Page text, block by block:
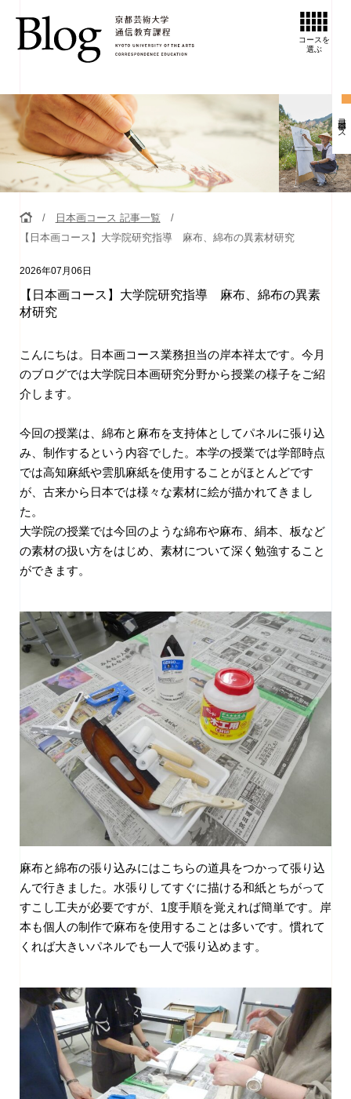
コースを
選ぶ
日本画コース
日本画コース 記事一覧
【日本画コース】大学院研究指導 麻布、綿布の異素材研究
2026年07月06日
【日本画コース】大学院研究指導 麻布、綿布の異素
材研究
こんにちは。日本画コース業務担当の岸本祥太です。今月
のブログでは大学院日本画研究分野から授業の様子をご紹
介します。
今回の授業は、綿布と麻布を支持体としてパネルに張り込
み、制作するという内容でした。本学の授業では学部時点
では高知麻紙や雲肌麻紙を使用することがほとんどです
が、古来から日本では様々な素材に絵が描かれてきまし
た。
大学院の授業では今回のような綿布や麻布、絹本、板など
の素材の扱い方をはじめ、素材について深く勉強すること
ができます。
麻布と綿布の張り込みにはこちらの道具をつかって張り込
んで行きました。水張りしてすぐに描ける和紙とちがって
すこし工夫が必要ですが、1度手順を覚えれば簡単です。岸
本も個人の制作で麻布を使用することは多いです。慣れて
くれば大きいパネルでも一人で張り込めます。